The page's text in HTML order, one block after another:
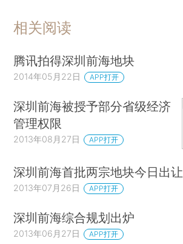
相关阅读
腾讯拍得深圳前海地块
2014年05月22日 APP打开
深圳前海被授予部分省级经济
管理权限
2013年08月27日 APP打开
深圳前海首批两宗地块今日出让
2013年07月26日 APP打开
深圳前海综合规划出炉
2013年06月27日 APP打开